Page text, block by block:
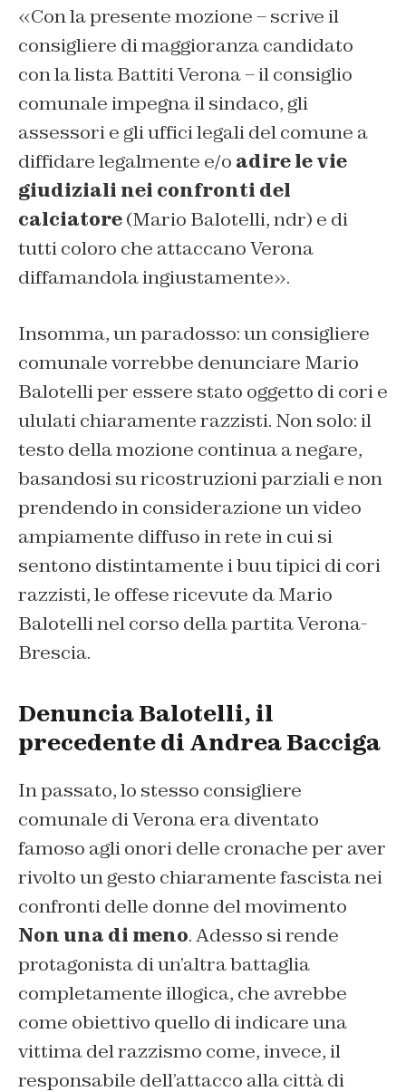
«Con la presente mozione – scrive il
consigliere di maggioranza candidato
con la lista Battiti Verona – il consiglio
comunale impegna il sindaco, gli
assessori e gli uffici legali del comune a
diffidare legalmente e/o adire le vie
giudiziali nei confronti del
calciatore(Mario Balotelli, ndr) e di
tutti coloro che attaccano Verona
diffamandola ingiustamente».
Insomma, un paradosso: un consigliere
comunale vorrebbe denunciare Mario
Balotelli per essere stato oggetto di cori e
ululati chiaramente razzisti. Non solo: il
testo della mozione continua a negare,
basandosi su ricostruzioni parziali e non
prendendo in considerazione un video
ampiamente diffuso in rete in cui si
sentono distintamente i buu tipici di cori
razzisti, le offese ricevute da Mario
Balotelli nel corso della partita Verona-
Brescia.
Denuncia Balotelli, il
precedente di Andrea Bacciga
In passato, lo stesso consigliere
comunale di Verona era diventato
famoso agli onori delle cronache per aver
rivolto un gesto chiaramente fascista nei
confronti delle donne del movimento
Non una di meno. Adesso si rende
protagonista di un’altra battaglia
completamente illogica, che avrebbe
come obiettivo quello di indicare una
vittima del razzismo come, invece, il
responsabile dell’attacco alla città di